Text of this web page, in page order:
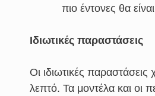
πιο έντονες θα
Ιδιωτικές παραστάσεις
Οι ιδιωτικές παραστάσεις
λεπτό. Τα μοντέλα και οι